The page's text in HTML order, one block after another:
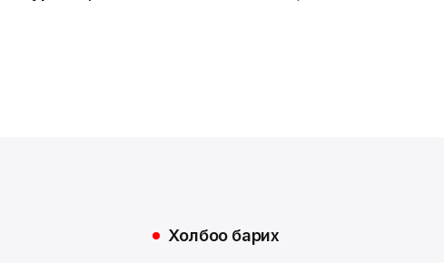
Холбоо барих